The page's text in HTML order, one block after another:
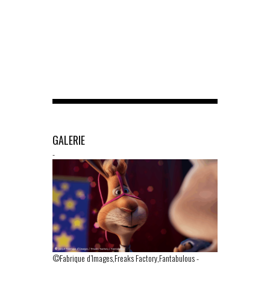
GALERIE
-
©Fabrique d’Images,Freaks Factory,Fantabulous-